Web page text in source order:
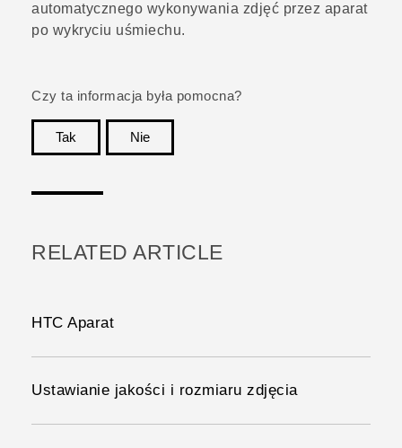
automatycznego wykonywania zdjęć przez aparat
po wykryciu uśmiechu.
Czy ta informacja była pomocna?
Tak
Nie
RELATED ARTICLE
HTC Aparat
Ustawianie jakości i rozmiaru zdjęcia